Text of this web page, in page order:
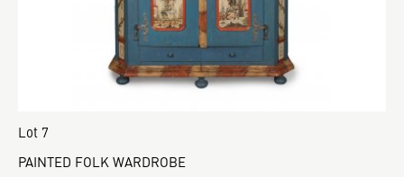
Lot 7
PAINTED FOLK WARDROBE